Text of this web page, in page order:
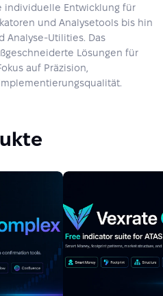
individuelle Entwicklung für
und Analysetools bis hin
Analyse-Utilities. Das
Lösungen für
auf Präzision,